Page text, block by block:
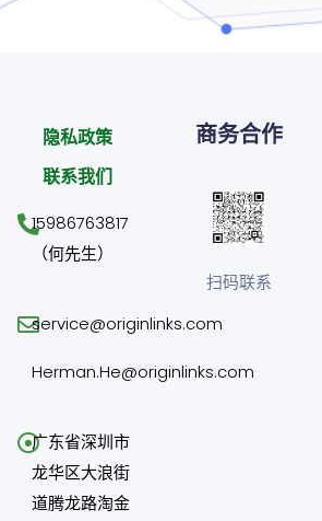
隐私政策
联系我们
15986763817
（何先生）
service@originlinks.com
Herman.He@originlinks.com
广东省深圳市
龙华区大浪街
道腾龙路淘金
商务合作
扫码联系